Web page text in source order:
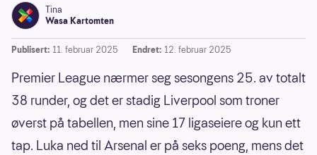
Tina
Wasa Kartomten
Publisert: 11. februar 2025 Endret: 12. februar 2025
Premier League nærmer seg sesongens 25. av totalt
38 runder, og det er stadig Liverpool som troner
øverst på tabellen, men sine 17 ligaseiere og kun ett
tap. Luka ned til Arsenal er på seks poeng, mens det